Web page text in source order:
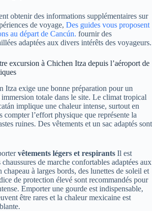
obtenir des informations supplémentaires sur
de voyage, Des guides vous proposent
au départ de Cancún. fournir des
adaptées aux divers intérêts des voyageurs.
excursion à Chichen Itza depuis l’aéroport de
Itza exige une bonne préparation pour un
totale dans le site. Le climat tropical
implique une chaleur intense, surtout en
compter l’effort physique que représente la
ruines. Des vêtements et un sac adaptés sont
vêtements légers et respirants Il est
de marche confortables adaptées aux
chapeau à larges bords, des lunettes de soleil et
de protection élevé sont recommandés pour
Emporter une gourde est indispensable,
être rares et la chaleur mexicaine est